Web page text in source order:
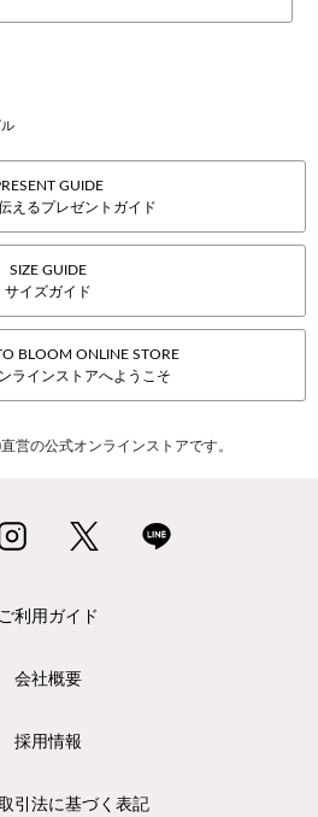
GUIDE
えるプレゼントガイド
SIZE GUIDE
サイズガイド
BLOOM ONLINE STORE
ラインストアへようこそ
営の公式オンラインストアです。
ご利用ガイド
会社概要
採用情報
引法に基づく表記